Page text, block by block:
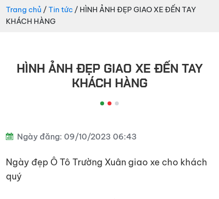
tải,
xe
đầu
Trang chủ / Tin tức / HÌNH ẢNH ĐẸP GIAO XE ĐẾN TAY
KHÁCH HÀNG
HÌNH ẢNH ĐẸP GIAO XE ĐẾN TAY
KHÁCH HÀNG
Ngày đăng: 09/10/2023 06:43
Ngày đẹp Ô Tô Trường Xuân giao xe cho khách
quý